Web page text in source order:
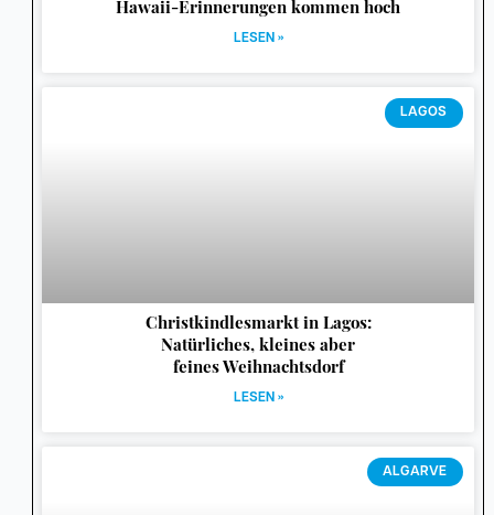
Hawaii-Erinnerungen kommen hoch
LESEN »
LAGOS
Christkindlesmarkt in Lagos:
Natürliches, kleines aber
feines Weihnachtsdorf
LESEN »
ALGARVE